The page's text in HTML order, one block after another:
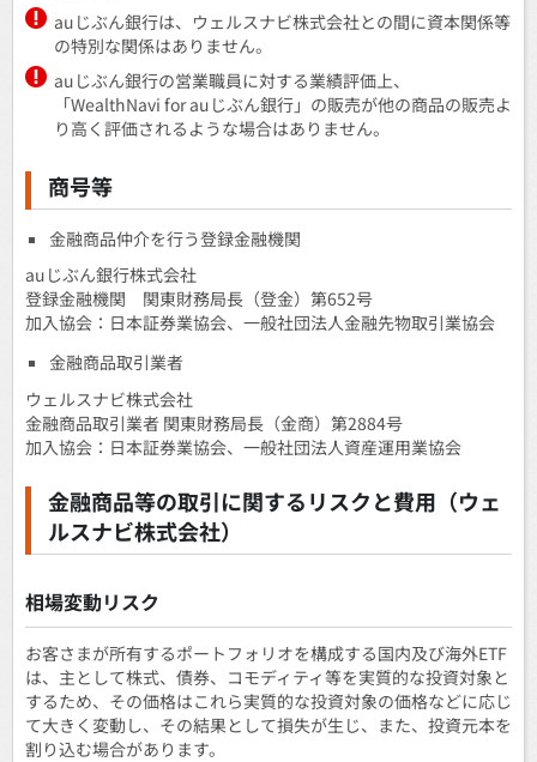
auじぶん銀行は、ウェルスナビ株式会社との間に資本関係等
の特別な関係はありません。
auじぶん銀行の営業職員に対する業績評価上、
「WealthNavi for auじぶん銀行」の販売が他の商品の販売よ
り高く評価されるような場合はありません。
商号等
金融商品仲介を行う登録金融機関
auじぶん銀行株式会社
登録金融機関 関東財務局長（登金）第652号
加入協会：日本証券業協会、一般社団法人金融先物取引業協会
金融商品取引業者
ウェルスナビ株式会社
金融商品取引業者 関東財務局長（金商）第2884号
加入協会：日本証券業協会、一般社団法人資産運用業協会
金融商品等の取引に関するリスクと費用（ウェ
ルスナビ株式会社）
相場変動リスク
お客さまが所有するポートフォリオを構成する国内及び海外ETF
は、主として株式、債券、コモディティ等を実質的な投資対象と
するため、その価格はこれら実質的な投資対象の価格などに応じ
て大きく変動し、その結果として損失が生じ、また、投資元本を
割り込む場合があります。